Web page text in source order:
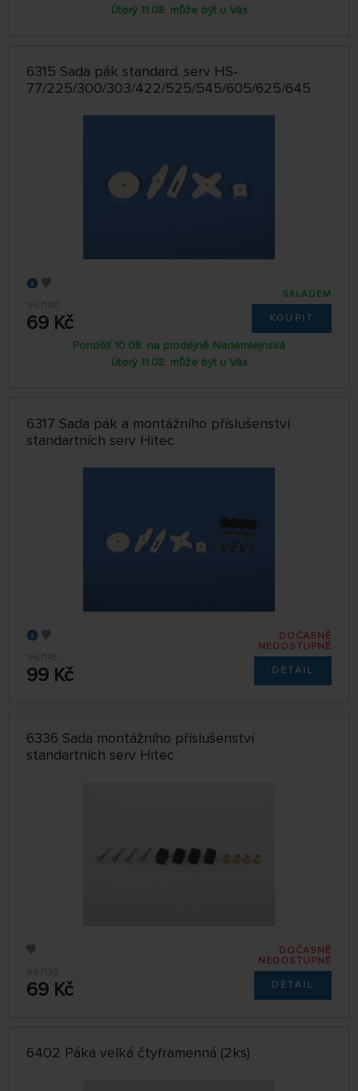
Úterý 11.08. může být u Vás
6315 Sada pák standard. serv HS-
77/225/300/303/422/525/545/605/625/645
1HI7100
69 Kč
SKLADEM
KOUPIT
Pondělí 10.08. na prodejně Nademlejnská
Úterý 11.08. může být u Vás
6317 Sada pák a montážního příslušenství
standartních serv Hitec
1HI7145
99 Kč
DOČASNĚ
NEDOSTUPNÉ
DETAIL
6336 Sada montážního příslušenství
standartních serv Hitec
1HI7130
69 Kč
DOČASNĚ
NEDOSTUPNÉ
DETAIL
6402 Páka velká čtyřramenná (2ks)